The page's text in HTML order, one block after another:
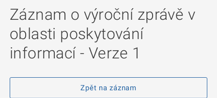
Záznam o výroční zprávě v
oblasti poskytování
informací - Verze 1
Zpět na záznam